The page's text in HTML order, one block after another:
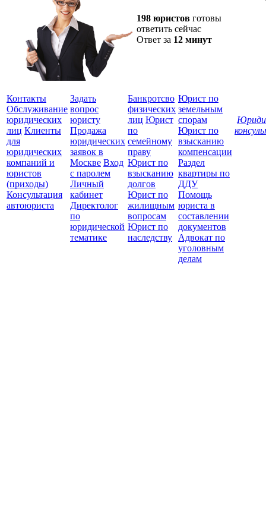
198 юристов готовы
ответить сейчас
Ответ за 12 минут
Контакты
Обслуживание
юридических
лиц Клиенты
для
юридических
компаний и
юристов
(приходы)
Консультация
автоюриста
Задать
вопрос
юристу
Продажа
юридических
заявок в
Москве Вход
с паролем
Личный
кабинет
Директолог
по
юридической
тематике
Банкротсво
физических
лиц Юрист
по
семейному
праву
Юрист по
взысканию
долгов
Юрист по
жилищным
вопросам
Юрист по
наследству
Юрист по
земельным
спорам
Юрист по
взысканию
компенсации
Раздел
квартиры по
ДДУ
Помощь
юриста в
составлении
документов
Адвокат по
уголовным
делам